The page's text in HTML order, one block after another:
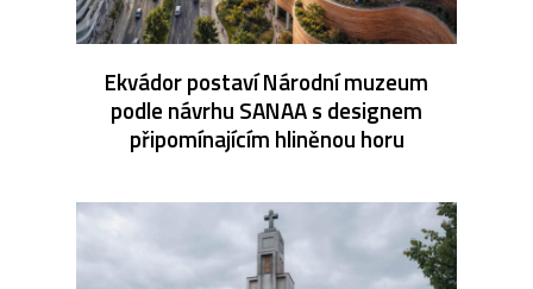
Ekvádor postaví Národní muzeum
podle návrhu SANAA s designem
připomínajícím hliněnou horu